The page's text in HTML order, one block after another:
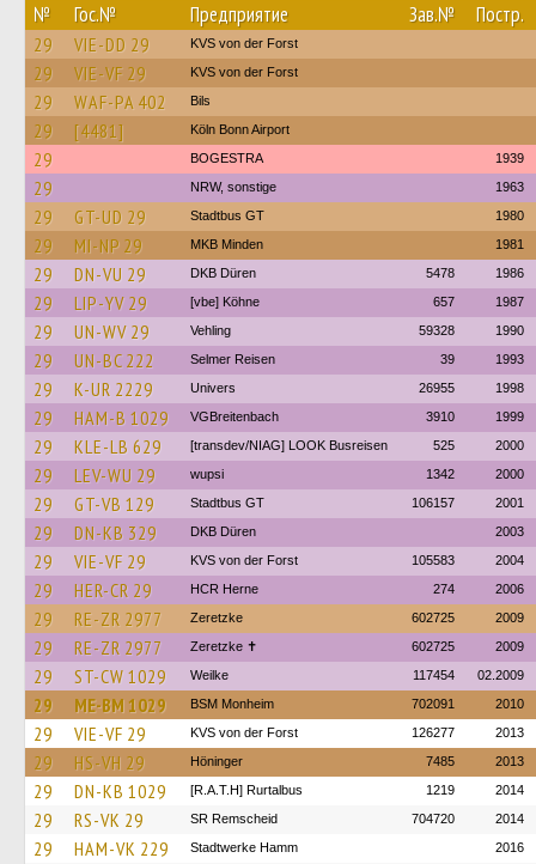
№ Гос.№ Предприятие Зав.№ Постр.
29 VIE-DD 29 KVS von der Forst
29 VIE-VF 29 KVS von der Forst
29 WAF-PA 402 Bils
29 [4481] Köln Bonn Airport
29 BOGESTRA 1939
29 NRW, sonstige 1963
29 GT-UD 29 Stadtbus GT 1980
29 MI-NP 29 MKB Minden 1981
29 DN-VU 29 DKB Düren 5478 1986
29 LIP-YV 29 [vbe] Köhne 657 1987
29 UN-WV 29 Vehling 59328 1990
29 UN-BC 222 Selmer Reisen 39 1993
29 K-UR 2229 Univers 26955 1998
29 HAM-B 1029 VGBreitenbach 3910 1999
29 KLE-LB 629 [transdev/NIAG] LOOK Busreisen 525 2000
29 LEV-WU 29 wupsi 1342 2000
29 GT-VB 129 Stadtbus GT 106157 2001
29 DN-KB 329 DKB Düren 2003
29 VIE-VF 29 KVS von der Forst 105583 2004
29 HER-CR 29 HCR Herne 274 2006
29 RE-ZR 2977 Zeretzke 602725 2009
29 RE-ZR 2977 Zeretzke ✝ 602725 2009
29 ST-CW 1029 Weilke 117454 02.2009
29 ME-BM 1029 BSM Monheim 702091 2010
29 VIE-VF 29 KVS von der Forst 126277 2013
29 HS-VH 29 Höninger 7485 2013
29 DN-KB 1029 [R.A.T.H] Rurtalbus 1219 2014
29 RS-VK 29 SR Remscheid 704720 2014
29 HAM-VK 229 Stadtwerke Hamm 2016